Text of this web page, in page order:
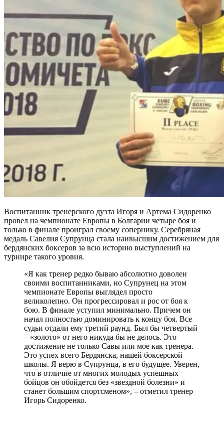
Воспитанник тренерского дуэта Игоря и Артема Сидоренко
провел на чемпионате Европы в Болгарии четыре боя и
только в финале проиграл своему сопернику. Серебряная
медаль Савелия Супрунца стала наивысшим достижением для
бердянских боксеров за всю историю выступлений на
турнире такого уровня.
«Я как тренер редко бываю абсолютно доволен
своими воспитанниками, но Супрунец на этом
чемпионате Европы выглядел просто
великолепно. Он прогрессировал и рос от боя к
бою. В финале уступил минимально. Причем он
начал полностью доминировать к концу боя. Все
судьи отдали ему третий раунд. Был бы четвертый
– «золото» от него никуда бы не делось. Это
достижение не только Савы или мое как тренера.
Это успех всего Бердянска, нашей боксерской
школы. Я верю в Супрунца, в его будущее. Уверен,
что в отличие от многих молодых успешных
бойцов он обойдется без «звездной болезни» и
станет большим спортсменом», – отметил тренер
Игорь Сидоренко.